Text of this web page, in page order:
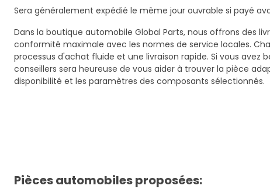
Sera généralement expédié le même jour ouvrable si payé
Dans la boutique automobile Global Parts, nous offrons des
conformité maximale avec les normes de service locales.
processus d'achat fluide et une livraison rapide. Si vous avez
conseillers sera heureuse de vous aider à trouver la pièce
disponibilité et les paramètres des composants sélectionnés.
Pièces automobiles proposées: